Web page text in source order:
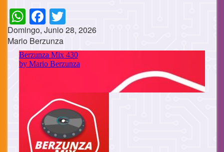
WhatsApp
Facebook
Domingo, Junio 28, 2026
Mario Berzunza
Cuerpo